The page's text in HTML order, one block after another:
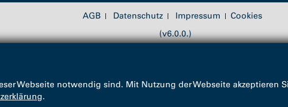
AGB Datenschutz Impressum
Cookies
(v6.0.0.)
Webseite notwendig sind. Mit Nutzung der Webseite akzeptieren
.